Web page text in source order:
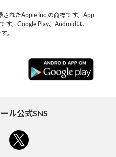
されたApple Inc.の商標です。App
す。Google Play、Androidは、
。
ル公式SNS